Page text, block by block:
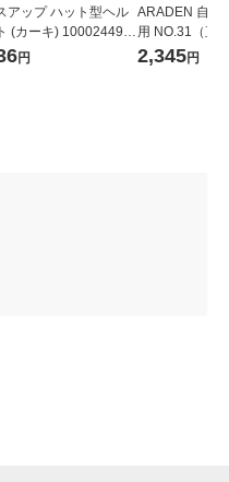
アップ ハット型ヘル
(カーキ) 10002449K
円
ARADEN 自転
用 NO.31（直
2,345円